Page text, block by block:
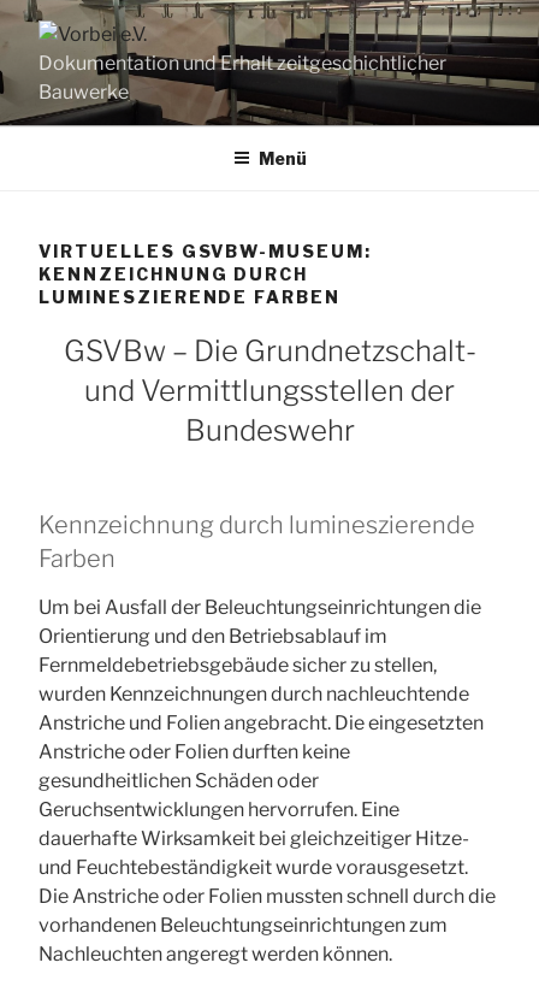
Zum
Inhalt
springenDokumentation und Erhalt zeitgeschichtlicher
Bauwerke
Menü
VIRTUELLES GSVBW-MUSEUM:
KENNZEICHNUNG DURCH
LUMINESZIERENDE FARBEN
GSVBw – Die Grundnetzschalt-
und Vermittlungsstellen der
Bundeswehr
Kennzeichnung durch lumineszierende
Farben
Um bei Ausfall der Beleuchtungseinrichtungen die
Orientierung und den Betriebsablauf im
Fernmeldebetriebsgebäude sicher zu stellen,
wurden Kennzeichnungen durch nachleuchtende
Anstriche und Folien angebracht. Die eingesetzten
Anstriche oder Folien durften keine
gesundheitlichen Schäden oder
Geruchsentwicklungen hervorrufen. Eine
dauerhafte Wirksamkeit bei gleichzeitiger Hitze-
und Feuchtebeständigkeit wurde vorausgesetzt.
Die Anstriche oder Folien mussten schnell durch die
vorhandenen Beleuchtungseinrichtungen zum
Nachleuchten angeregt werden können.